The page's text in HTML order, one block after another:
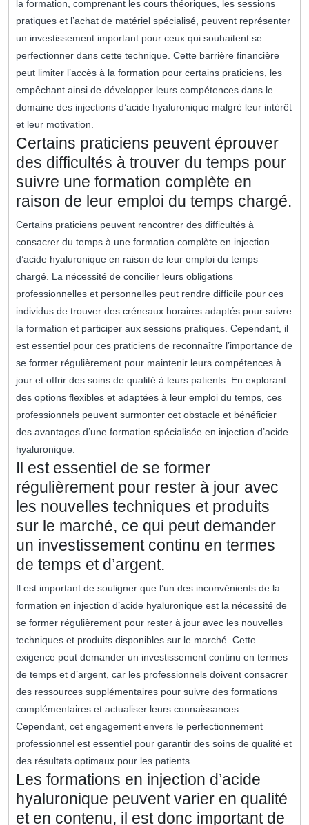
la formation, comprenant les cours théoriques, les sessions
pratiques et l’achat de matériel spécialisé, peuvent représenter
un investissement important pour ceux qui souhaitent se
perfectionner dans cette technique. Cette barrière financière
peut limiter l’accès à la formation pour certains praticiens, les
empêchant ainsi de développer leurs compétences dans le
domaine des injections d’acide hyaluronique malgré leur intérêt
et leur motivation.
Certains praticiens peuvent éprouver
des difficultés à trouver du temps pour
suivre une formation complète en
raison de leur emploi du temps chargé.
Certains praticiens peuvent rencontrer des difficultés à
consacrer du temps à une formation complète en injection
d’acide hyaluronique en raison de leur emploi du temps
chargé. La nécessité de concilier leurs obligations
professionnelles et personnelles peut rendre difficile pour ces
individus de trouver des créneaux horaires adaptés pour suivre
la formation et participer aux sessions pratiques. Cependant, il
est essentiel pour ces praticiens de reconnaître l’importance de
se former régulièrement pour maintenir leurs compétences à
jour et offrir des soins de qualité à leurs patients. En explorant
des options flexibles et adaptées à leur emploi du temps, ces
professionnels peuvent surmonter cet obstacle et bénéficier
des avantages d’une formation spécialisée en injection d’acide
hyaluronique.
Il est essentiel de se former
régulièrement pour rester à jour avec
les nouvelles techniques et produits
sur le marché, ce qui peut demander
un investissement continu en termes
de temps et d’argent.
Il est important de souligner que l’un des inconvénients de la
formation en injection d’acide hyaluronique est la nécessité de
se former régulièrement pour rester à jour avec les nouvelles
techniques et produits disponibles sur le marché. Cette
exigence peut demander un investissement continu en termes
de temps et d’argent, car les professionnels doivent consacrer
des ressources supplémentaires pour suivre des formations
complémentaires et actualiser leurs connaissances.
Cependant, cet engagement envers le perfectionnement
professionnel est essentiel pour garantir des soins de qualité et
des résultats optimaux pour les patients.
Les formations en injection d’acide
hyaluronique peuvent varier en qualité
et en contenu, il est donc important de